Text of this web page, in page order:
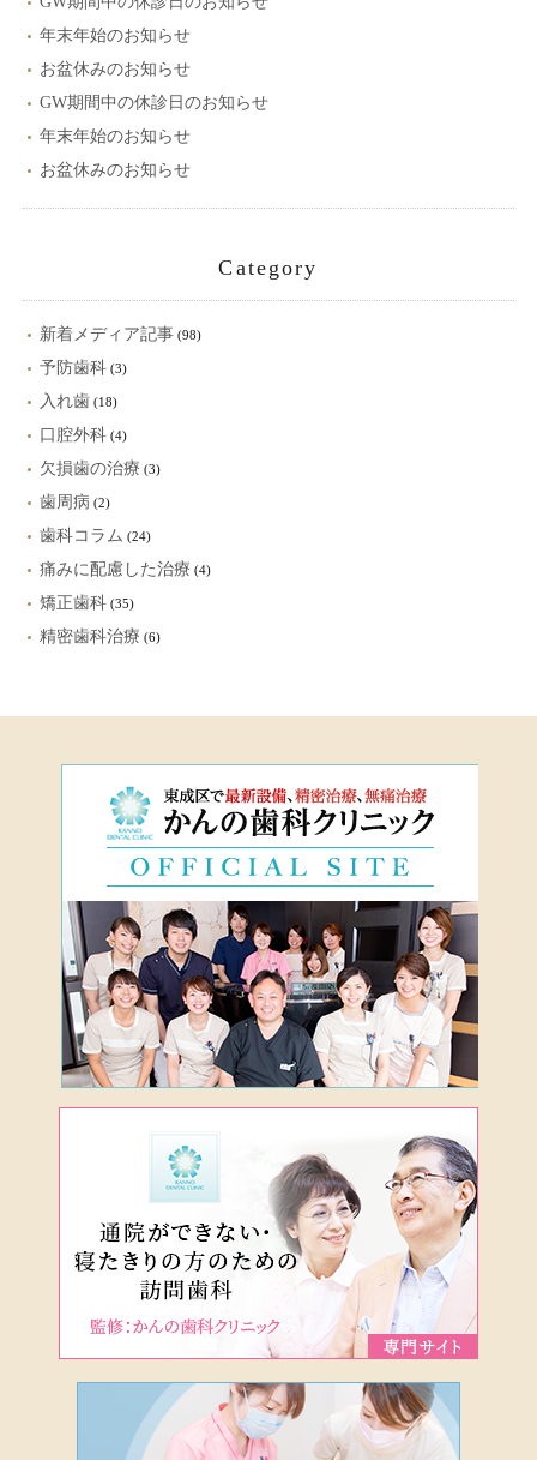
年末年始のお知らせ
お盆休みのお知らせ
GW期間中の休診日のお知らせ
年末年始のお知らせ
お盆休みのお知らせ
Category
新着メディア記事(98)
予防歯科(3)
入れ歯(18)
口腔外科(4)
欠損歯の治療 (3)
歯周病 (2)
歯科コラム (24)
痛みに配慮した治療 (4)
矯正歯科(35)
精密歯科治療 (6)